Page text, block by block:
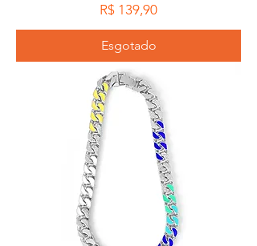
Preço
R$ 139,90
Esgotado